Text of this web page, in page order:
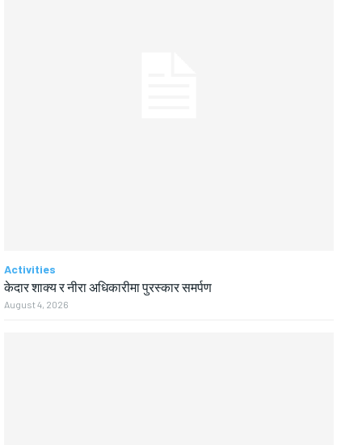
Activities
केदार शाक्य र नीरा अधिकारीमा पुरस्कार समर्पण
August 4, 2026